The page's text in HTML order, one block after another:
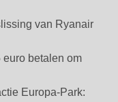
van Ryanair
betalen om
Europa-Park: